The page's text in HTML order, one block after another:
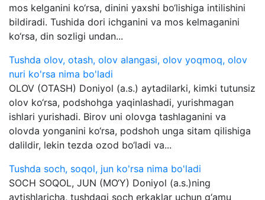
mos kelganini ko‘rsa, dinini yaxshi bo‘lishiga intilishini
bildiradi. Tushida dori ichganini va mos kelmaganini
ko‘rsa, din sozligi undan...
Tushda olov, otash, olov alangasi, olov yoqmoq, olov
nuri ko'rsa nima bo'ladi
OLOV (OTASH) Doniyol (a.s.) aytadilarki, kimki tutunsiz
olov ko‘rsa, podshohga yaqinlashadi, yurishmagan
ishlari yurishadi. Birov uni olovga tashlaganini va
olovda yonganini ko‘rsa, podshoh unga sitam qilishiga
dalildir, lekin tezda ozod bo‘ladi va...
Tushda soch, soqol, jun ko'rsa nima bo'ladi
SOCH SOQOL, JUN (MO‘Y) Doniyol (a.s.)ning
aytishlaricha, tushdagi soch erkaklar uchun g‘amu